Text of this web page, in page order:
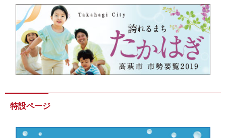
特設ページ